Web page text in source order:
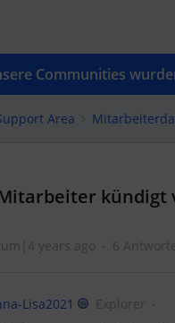
Communities
Area
kündigt
years ago 6
Lisa2021
Explorer